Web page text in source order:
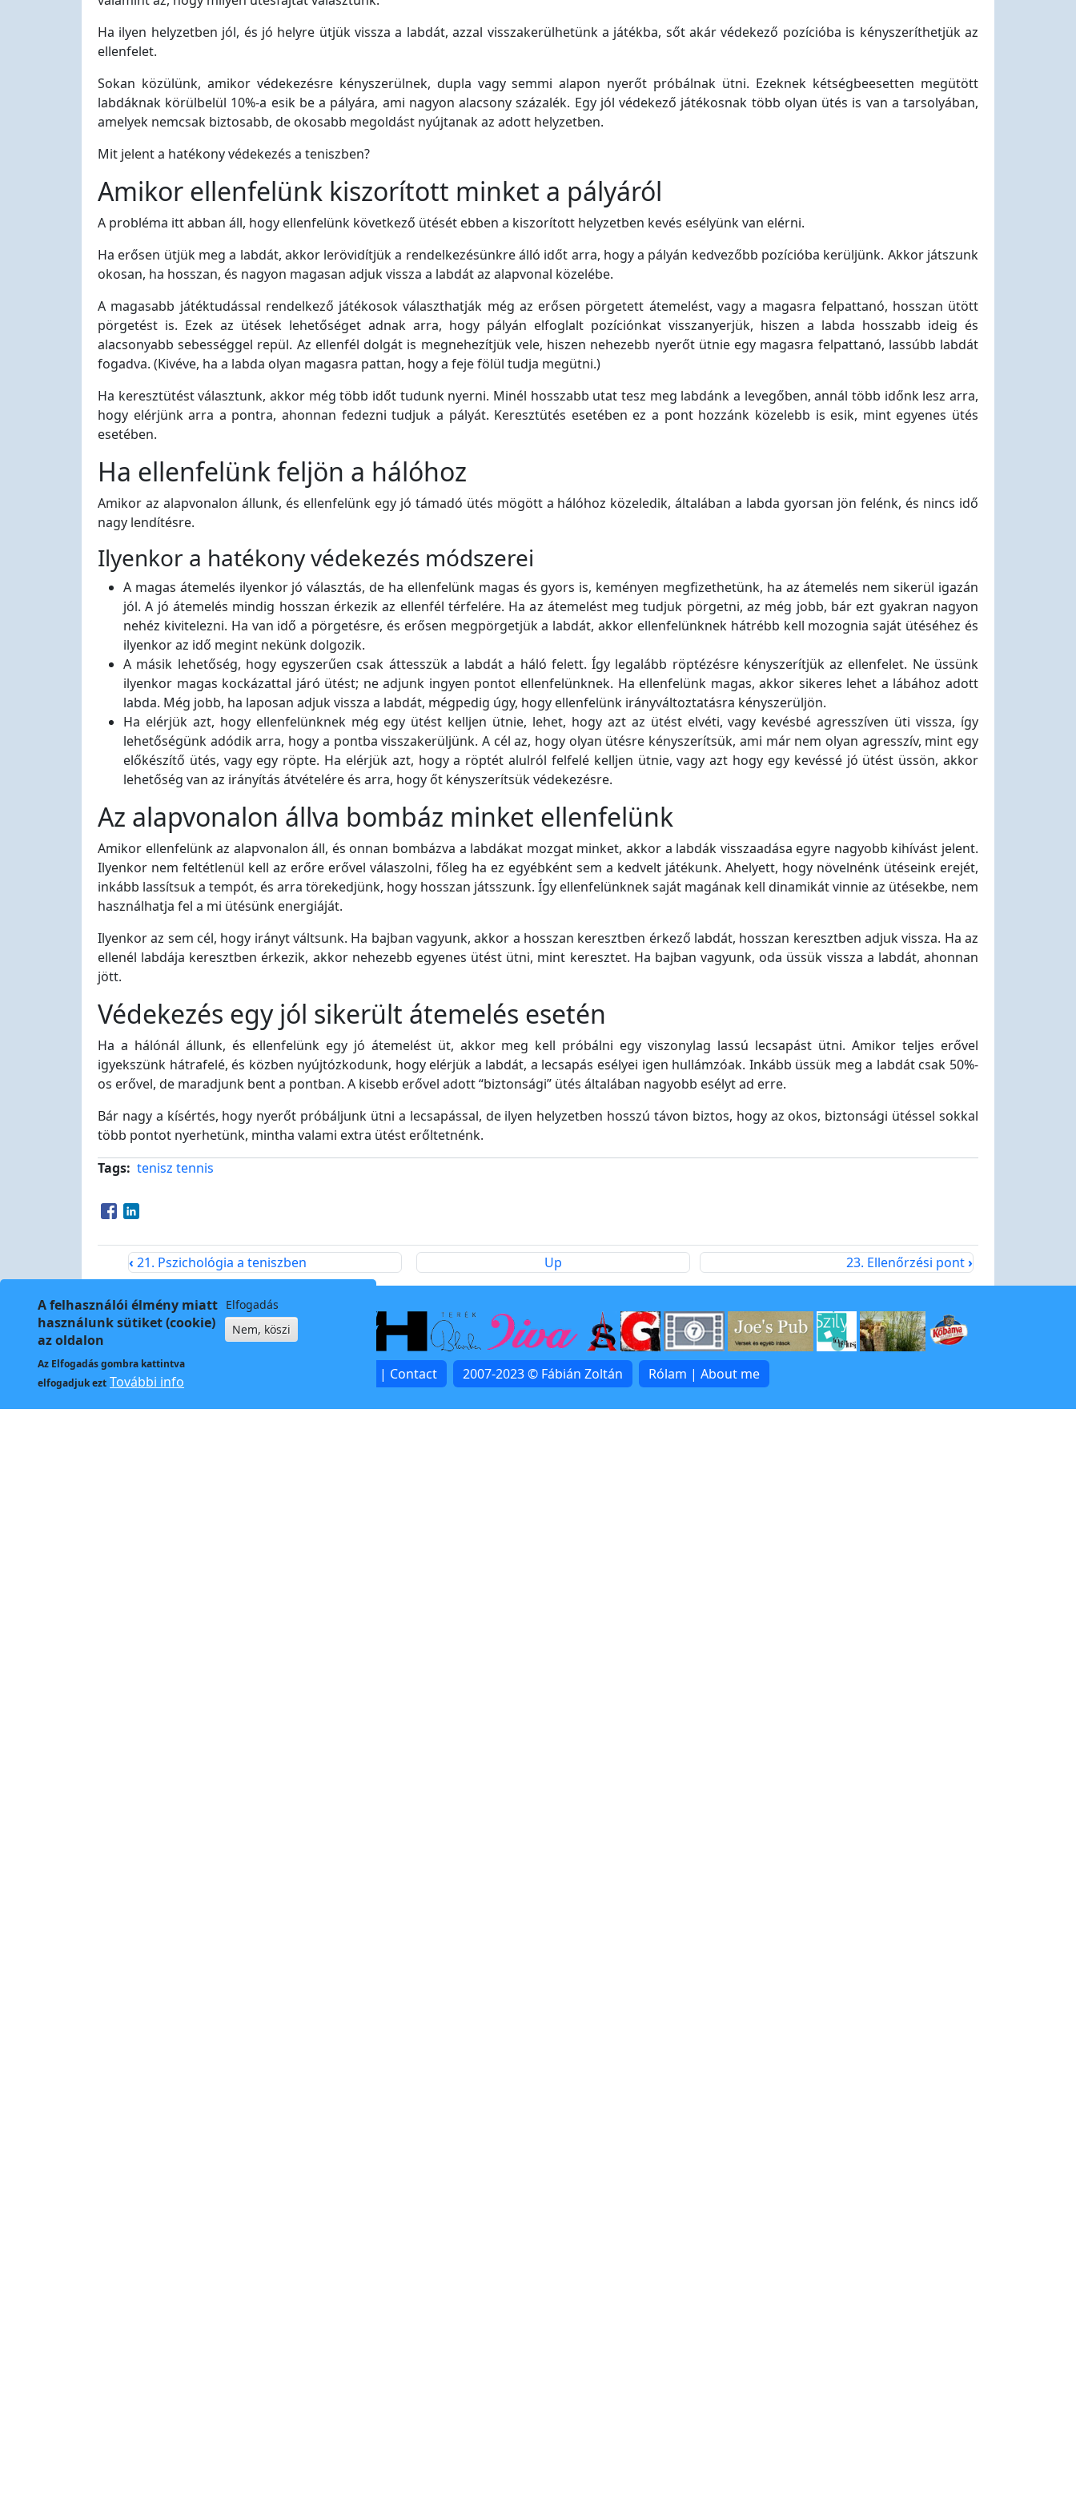
Ha ilyen helyzetben jól, és jó helyre ütjük vissza a labdát, azzal visszakerülhetünk a játékba, sőt akár védekező pozícióba is kényszeríthetjük az
ellenfelet.
Sokan közülünk, amikor védekezésre kényszerülnek, dupla vagy semmi alapon nyerőt próbálnak ütni. Ezeknek kétségbeesetten megütött
labdáknak körülbelül 10%-a esik be a pályára, ami nagyon alacsony százalék. Egy jól védekező játékosnak több olyan ütés is van a tarsolyában,
amelyek nemcsak biztosabb, de okosabb megoldást nyújtanak az adott helyzetben.
Mit jelent a hatékony védekezés a teniszben?
Amikor ellenfelünk kiszorított minket a pályáról
A probléma itt abban áll, hogy ellenfelünk következő ütését ebben a kiszorított helyzetben kevés esélyünk van elérni.
Ha erősen ütjük meg a labdát, akkor lerövidítjük a rendelkezésünkre álló időt arra, hogy a pályán kedvezőbb pozícióba kerüljünk. Akkor játszunk
okosan, ha hosszan, és nagyon magasan adjuk vissza a labdát az alapvonal közelébe.
A magasabb játéktudással rendelkező játékosok választhatják még az erősen pörgetett átemelést, vagy a magasra felpattanó, hosszan ütött
pörgetést is. Ezek az ütések lehetőséget adnak arra, hogy pályán elfoglalt pozíciónkat visszanyerjük, hiszen a labda hosszabb ideig és
alacsonyabb sebességgel repül. Az ellenfél dolgát is megnehezítjük vele, hiszen nehezebb nyerőt ütnie egy magasra felpattanó, lassúbb labdát
fogadva. (Kivéve, ha a labda olyan magasra pattan, hogy a feje fölül tudja megütni.)
Ha keresztütést választunk, akkor még több időt tudunk nyerni. Minél hosszabb utat tesz meg labdánk a levegőben, annál több időnk lesz arra,
hogy elérjünk arra a pontra, ahonnan fedezni tudjuk a pályát. Keresztütés esetében ez a pont hozzánk közelebb is esik, mint egyenes ütés
esetében.
Ha ellenfelünk feljön a hálóhoz
Amikor az alapvonalon állunk, és ellenfelünk egy jó támadó ütés mögött a hálóhoz közeledik, általában a labda gyorsan jön felénk, és nincs idő
nagy lendítésre.
Ilyenkor a hatékony védekezés módszerei
A magas átemelés ilyenkor jó választás, de ha ellenfelünk magas és gyors is, keményen megfizethetünk, ha az átemelés nem sikerül igazán
jól. A jó átemelés mindig hosszan érkezik az ellenfél térfelére. Ha az átemelést meg tudjuk pörgetni, az még jobb, bár ezt gyakran nagyon
nehéz kivitelezni. Ha van idő a pörgetésre, és erősen megpörgetjük a labdát, akkor ellenfelünknek hátrébb kell mozognia saját ütéséhez és
ilyenkor az idő megint nekünk dolgozik.
A másik lehetőség, hogy egyszerűen csak áttesszük a labdát a háló felett. Így legalább röptézésre kényszerítjük az ellenfelet. Ne üssünk
ilyenkor magas kockázattal járó ütést; ne adjunk ingyen pontot ellenfelünknek. Ha ellenfelünk magas, akkor sikeres lehet a lábához adott
labda. Még jobb, ha laposan adjuk vissza a labdát, mégpedig úgy, hogy ellenfelünk irányváltoztatásra kényszerüljön.
Ha elérjük azt, hogy ellenfelünknek még egy ütést kelljen ütnie, lehet, hogy azt az ütést elvéti, vagy kevésbé agresszíven üti vissza, így
lehetőségünk adódik arra, hogy a pontba visszakerüljünk. A cél az, hogy olyan ütésre kényszerítsük, ami már nem olyan agresszív, mint egy
előkészítő ütés, vagy egy röpte. Ha elérjük azt, hogy a röptét alulról felfelé kelljen ütnie, vagy azt hogy egy kevéssé jó ütést üssön, akkor
lehetőség van az irányítás átvételére és arra, hogy őt kényszerítsük védekezésre.
Az alapvonalon állva bombáz minket ellenfelünk
Amikor ellenfelünk az alapvonalon áll, és onnan bombázva a labdákat mozgat minket, akkor a labdák visszaadása egyre nagyobb kihívást jelent.
Ilyenkor nem feltétlenül kell az erőre erővel válaszolni, főleg ha ez egyébként sem a kedvelt játékunk. Ahelyett, hogy növelnénk ütéseink erejét,
inkább lassítsuk a tempót, és arra törekedjünk, hogy hosszan játsszunk. Így ellenfelünknek saját magának kell dinamikát vinnie az ütésekbe, nem
használhatja fel a mi ütésünk energiáját.
Ilyenkor az sem cél, hogy irányt váltsunk. Ha bajban vagyunk, akkor a hosszan keresztben érkező labdát, hosszan keresztben adjuk vissza. Ha az
ellenél labdája keresztben érkezik, akkor nehezebb egyenes ütést ütni, mint keresztet. Ha bajban vagyunk, oda üssük vissza a labdát, ahonnan
jött.
Védekezés egy jól sikerült átemelés esetén
Ha a hálónál állunk, és ellenfelünk egy jó átemelést üt, akkor meg kell próbálni egy viszonylag lassú lecsapást ütni. Amikor teljes erővel
igyekszünk hátrafelé, és közben nyújtózkodunk, hogy elérjük a labdát, a lecsapás esélyei igen hullámzóak. Inkább üssük meg a labdát csak 50%-
os erővel, de maradjunk bent a pontban. A kisebb erővel adott “biztonsági” ütés általában nagyobb esélyt ad erre.
Bár nagy a kísértés, hogy nyerőt próbáljunk ütni a lecsapással, de ilyen helyzetben hosszú távon biztos, hogy az okos, biztonsági ütéssel sokkal
több pontot nyerhetünk, mintha valami extra ütést erőltetnénk.
Tags tenisz tennis
Opens in a new window
Opens in a new window
‹ 21. Pszichológia a teniszben Up 23. Ellenőrzési pont›
Kapcsolat | Contact 2007-2023 © Fábián Zoltán Rólam | About me
A felhasználói élmény miatt
használunk sütiket (cookie)
az oldalon
Az Elfogadásgombra kattintva
elfogadjuk ezt További info
Elfogadás
Nem, köszi